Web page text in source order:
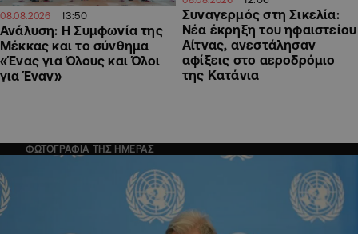
08.08.2026 13:50
Ανάλυση: Η Συμφωνία της
Μέκκας και το σύνθημα
«Ένας για Όλους και Όλοι
για Έναν»
Συναγερμός στη Σικελία:
Νέα έκρηξη του ηφαιστείου
Αίτνας, ανεστάλησαν
αφίξεις στο αεροδρόμιο
της Κατάνια
ΦΩΤΟΓΡΑΦΙΑ ΤΗΣ ΗΜΕΡΑΣ